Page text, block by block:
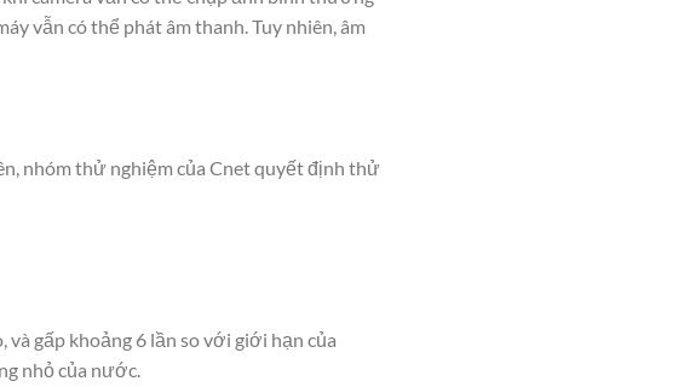
vẫn có thể phát âm thanh. Tuy nhiên, âm
nhóm thử nghiệm của Cnet quyết định thử
gấp khoảng 6 lần so với giới hạn của
nhỏ của nước.